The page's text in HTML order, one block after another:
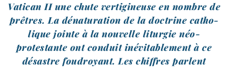
Vatican II une chute ver­ti­gi­neuse en nombre de
prêtres. La déna­tu­ra­tion de la doc­trine catho­
lique jointe à la nou­velle litur­gie néo-​
protestante ont conduit inévi­ta­ble­ment à ce
désastre fou­droyant. Les chiffres parlent